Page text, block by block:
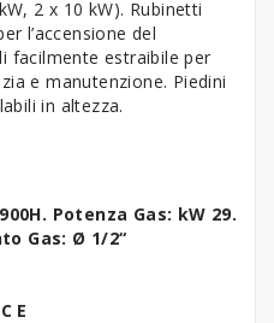
2 x 10 kW). Rubinetti
l’accensione del
facilmente estraibile per
e manutenzione. Piedini
in altezza.
Potenza Gas: kW 29.
Gas: Ø 1/2“
E